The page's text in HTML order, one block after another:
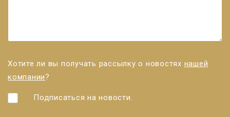
Хотите ли вы получать рассылку о новостях нашей
компании?
Подписаться на новости.